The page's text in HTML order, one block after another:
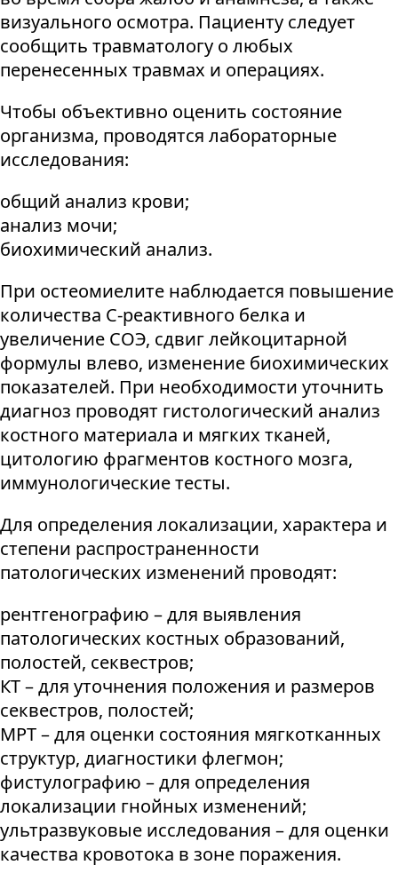
визуального осмотра. Пациенту следует
сообщить травматологу о любых
перенесенных травмах и операциях.
Чтобы объективно оценить состояние
организма, проводятся лабораторные
исследования:
общий анализ крови;
анализ мочи;
биохимический анализ.
При остеомиелите наблюдается повышение
количества С-реактивного белка и
увеличение СОЭ, сдвиг лейкоцитарной
формулы влево, изменение биохимических
показателей. При необходимости уточнить
диагноз проводят гистологический анализ
костного материала и мягких тканей,
цитологию фрагментов костного мозга,
иммунологические тесты.
Для определения локализации, характера и
степени распространенности
патологических изменений проводят:
рентгенографию – для выявления
патологических костных образований,
полостей, секвестров;
КТ – для уточнения положения и размеров
секвестров, полостей;
МРТ – для оценки состояния мягкотканных
структур, диагностики флегмон;
фистулографию – для определения
локализации гнойных изменений;
ультразвуковые исследования – для оценки
качества кровотока в зоне поражения.